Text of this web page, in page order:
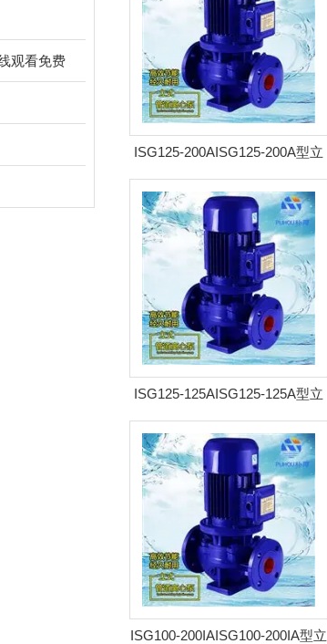
观看免费
ISG125-200AISG125-200A型立
式离心泵 耐腐管道泵
ISG125-125AISG125-125A型立
式离心泵 耐腐管道泵
ISG100-200IAISG100-200IA型立